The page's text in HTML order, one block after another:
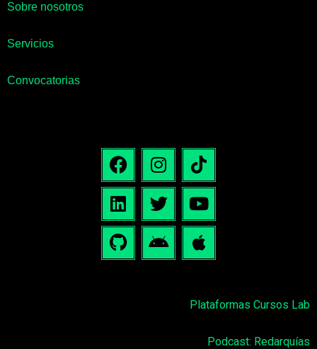
Sobre nosotros
Servicios
Convocatorias
Plataformas Cursos Lab
Podcast: Redarquías